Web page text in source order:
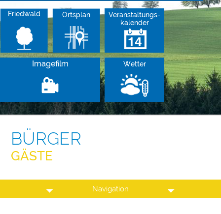
Friedwald Ortsplan
Veranstaltungs-
kalender
Imagefilm Wetter
BÜRGER
GÄSTE
Navigation